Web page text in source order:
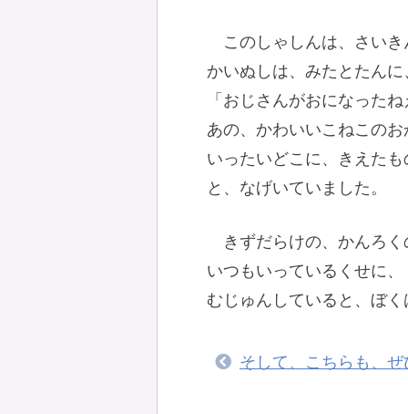
このしゃしんは、さい
かいぬしは、みたとたん
「おじさんがおになった
あの、かわいいこねこの
いったいどこに、きえた
と、なげいていました。
きずだらけの、かんろ
いつもいっているくせに、
むじゅんしていると、ぼ
そして、こちらも、